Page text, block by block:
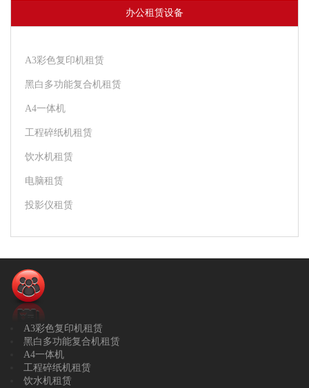
办公租赁设备
A3彩色复印机租赁
黑白多功能复合机租赁
A4一体机
工程碎纸机租赁
饮水机租赁
电脑租赁
投影仪租赁
A3彩色复印机租赁
黑白多功能复合机租赁
A4一体机
工程碎纸机租赁
饮水机租赁